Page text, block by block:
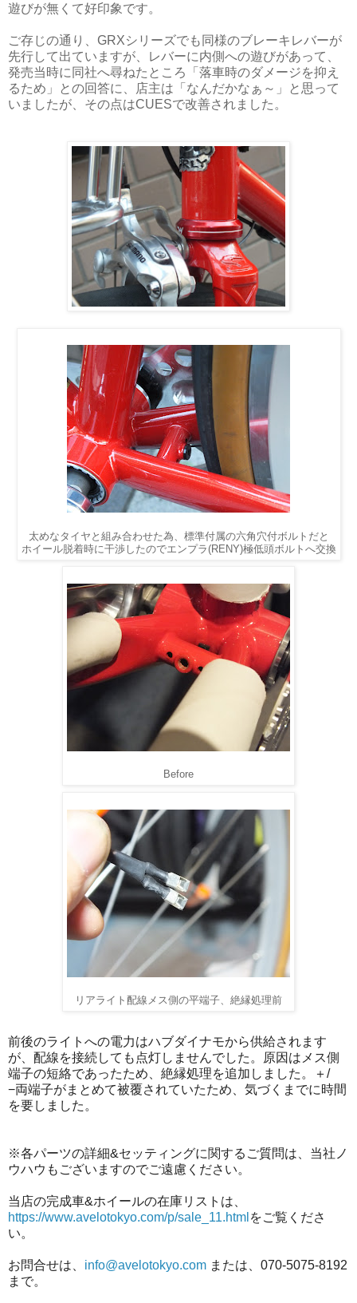
遊びが無くて好印象です。
ご存じの通り、GRXシリーズでも同様のブレーキレバーが
先行して出ていますが、レバーに内側への遊びがあって、
発売当時に同社へ尋ねたところ「落車時のダメージを抑え
るため」との回答に、店主は「なんだかなぁ～」と思って
いましたが、その点はCUESで改善されました。
太めなタイヤと組み合わせた為、標準付属の六角穴付ボルトだと
ホイール脱着時に干渉したのでエンプラ(RENY)極低頭ボルトへ交換
Before
リアライト配線メス側の平端子、絶縁処理前
前後のライトへの電力はハブダイナモから供給されます
が、配線を接続しても点灯しませんでした。原因はメス側
端子の短絡であったため、絶縁処理を追加しました。＋/
−両端子がまとめて被覆されていたため、気づくまでに時間
を要しました。
※各パーツの詳細&セッティングに関するご質問は、当社ノ
ウハウもございますのでご遠慮ください。
当店の完成車&ホイールの在庫リストは、
https://www.avelotokyo.com/p/sale_11.html をご覧くださ
い。
お問合せは、 info@avelotokyo.com または、070-5075-8192
まで。